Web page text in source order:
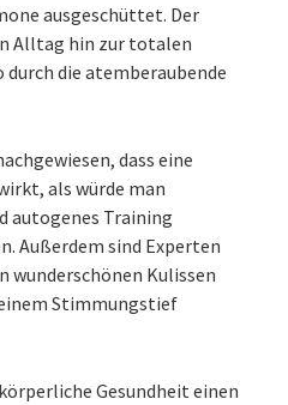
ausgeschüttet. Der
Alltag hin zur totalen
die atemberaubende
dass eine
als würde man
autogenes Training
Außerdem sind Experten
wunderschönen Kulissen
Stimmungstief
Gesundheit einen